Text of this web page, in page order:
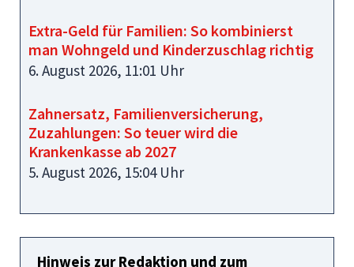
Extra-Geld für Familien: So kombinierst
man Wohngeld und Kinderzuschlag richtig
6. August 2026, 11:01 Uhr
Zahnersatz, Familienversicherung,
Zuzahlungen: So teuer wird die
Krankenkasse ab 2027
5. August 2026, 15:04 Uhr
Hinweis zur Redaktion und zum